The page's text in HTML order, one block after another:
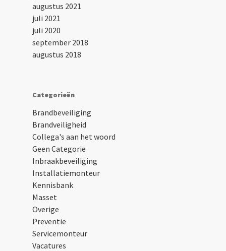
augustus 2021
juli 2021
juli 2020
september 2018
augustus 2018
Categorieën
Brandbeveiliging
Brandveiligheid
Collega's aan het woord
Geen Categorie
Inbraakbeveiliging
Installatiemonteur
Kennisbank
Masset
Overige
Preventie
Servicemonteur
Vacatures